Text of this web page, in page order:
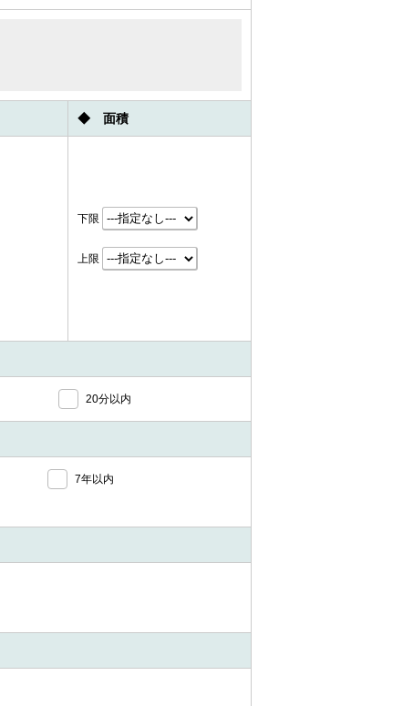
◆ 面積
下限
上限
20分以内
7年以内